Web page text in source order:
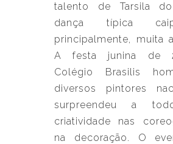
talento de Tarsila do
dança típica
principalmente, muita
A festa junina de
Colégio Brasilis
diversos pintores
surpreendeu a
criatividade nas
na decoração. O